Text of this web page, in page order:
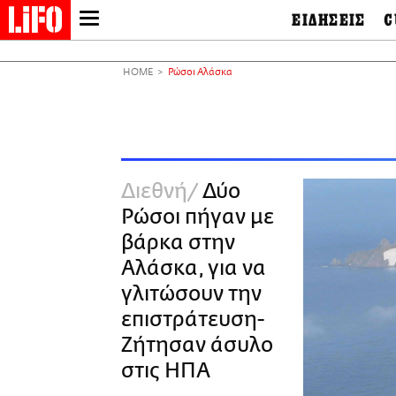
NEWSLETTER
ΑΜΠΑ
PRINT
ΕΙΔΗΣΕΙΣ
European Lifo
&
HOME Ρώσοι Αλάσκα
Διεθνή
Δύο
Ρώσοι πήγαν με
βάρκα στην
Αλάσκα, για να
γλιτώσουν την
επιστράτευση-
Ζήτησαν άσυλο
στις ΗΠΑ